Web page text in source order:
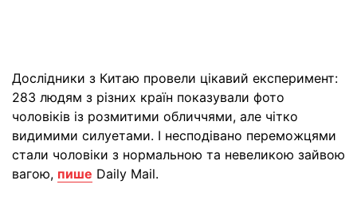
Дослідники з Китаю провели цікавий експеримент:
283 людям з різних країн показували фото
чоловіків із розмитими обличчями, але чітко
видимими силуетами. І несподівано переможцями
стали чоловіки з нормальною та невеликою зайвою
вагою, пише Daily Mail.